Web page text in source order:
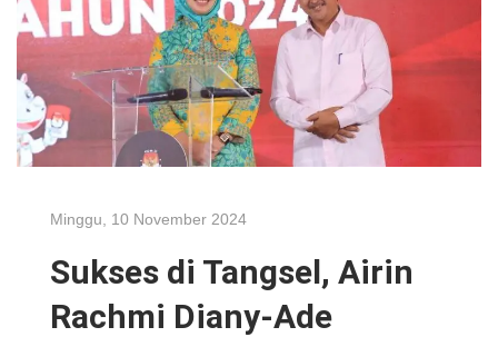
Minggu, 10 November 2024
Sukses di Tangsel, Airin
Rachmi Diany-Ade